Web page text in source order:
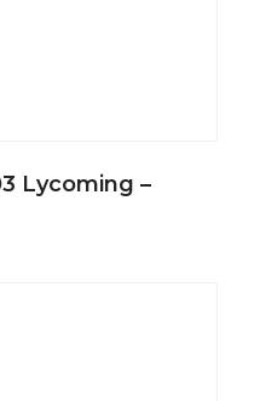
Lycoming –